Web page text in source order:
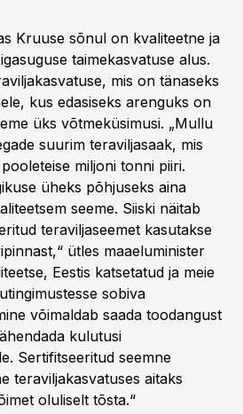
Kruuse sõnul on kvaliteetne ja
taimekasvatuse alus.
mis on tänaseks
kus edasiseks arenguks on
üks võtmeküsimusi. „Mullu
suurim teraviljasaak, mis
miljoni tonni piiri.
üheks põhjuseks aina
seeme. Siiski näitab
teraviljaseemet kasutakse
ütles maaeluminister
Eestis katsetatud ja meie
sobiva
võimaldab saada toodangust
kulutusi
Sertifitseeritud seemne
teraviljakasvatuses aitaks
oluliselt tõsta.“